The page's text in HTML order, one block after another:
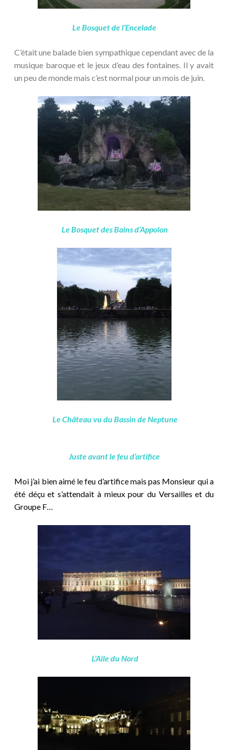
Le Bosquet de l’Encelade
C’était une balade bien sympathique cependant avec de la
musique baroque et le jeux d’eau des fontaines. Il y avait
un peu de monde mais c’est normal pour un mois de juin.
Le Bosquet des Bains d’Appolon
Le Château vu du Bassin de Neptune
Juste avant le feu d’artifice
Moi j’ai bien aimé le feu d’artifice mais pas Monsieur qui a
été déçu et s’attendait à mieux pour du Versailles et du
Groupe F…
L’Aile du Nord